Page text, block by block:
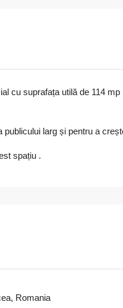
cu suprafața utilă de 114
larg și pentru a
spațiu .
Romania